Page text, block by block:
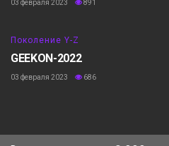
03 февраля 2023
891
Поколение Y-Z
GEEKON-2022
03 февраля 2023 686